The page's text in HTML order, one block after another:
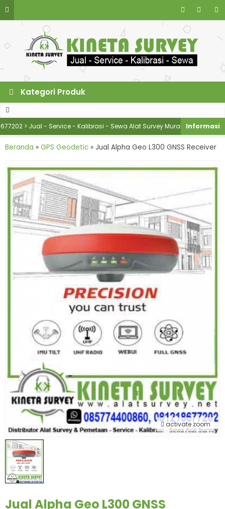
Kategori Produk
> Jual - Service - Kalibrasi - Sewa Alat Survey Murah KINETA
Beranda » GPS Geodetic » Jual Alpha Geo L300 GNSS Receiver
activate zoom
Jual Alpha Geo L300 GNSS